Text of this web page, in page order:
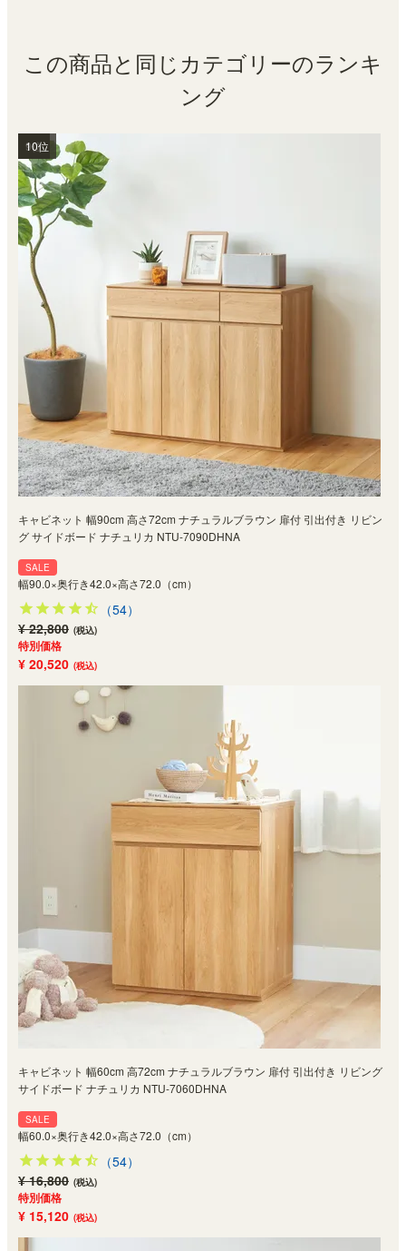
この商品と同じカテゴリーのランキ
ング
キャビネット 幅90cm 高さ72cm ナチュラルブラウン 扉付 引出付き リビン
グ サイドボード ナチュリカ NTU-7090DHNA
SALE
1位
幅90.0×奥行き42.0×高さ72.0（cm）
（54）
¥ 22,800 (税込)
特別価格
¥ 20,520 (税込)
キャビネット 幅60cm 高72cm ナチュラルブラウン 扉付 引出付き リビング
サイドボード ナチュリカ NTU-7060DHNA
SALE
2位
幅60.0×奥行き42.0×高さ72.0（cm）
（54）
¥ 16,800 (税込)
特別価格
¥ 15,120 (税込)
3位
4位
5位
6位
7位
8位
9位
10位